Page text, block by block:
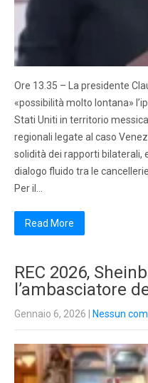
Ore 13.35 – La presidente
«possibilità molto lontana»
Stati Uniti in territorio
regionali legate al caso
solidità dei rapporti bilaterali,
dialogo fluido tra le
Per il…
Read More
REC 2026,
l’ambasciatore
Gennaio 6, 2026 Nessun